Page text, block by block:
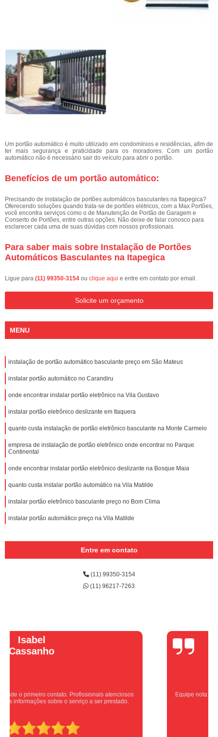
Um portão automático é muito utilizado em condomínios e residências, afim de
ter mais segurança e praticidade para os moradores. Com um portão
automático não é necessário sair do veículo para abrir o portão.
Benefícios de um portão automático:
Precisando de instalação de portões automáticos basculantes na Itapegica?
Oferecendo soluções quando trata-se de portões elétricos, com a Max Portões,
você encontra serviços como o de Manutenção de Portão de Garagem e
Conserto de Portões, entre outras opções. Não deixe de falar conosco para
esclarecer cada uma de suas dúvidas com nossos profissionais.
Para saber mais sobre Instalação de Portões
Automáticos Basculantes na Itapegica
Ligue para (11) 99350-3154 ou clique aqui e entre em contato por email.
Solicite um orçamento
MENU
instalação de portão automático basculante preço em São Mateus
instalar portão automático no Carandiru
onde encontrar instalar portão eletrônico na Vila Gustavo
instalar portão eletrônico deslizante em Itaquera
quanto custa instalação de portão eletrônico basculante na Monte Carmelo
empresa de instalação de portão eletrônico onde encontrar no Parque
Continental
onde encontrar instalar portão eletrônico deslizante na Bosque Maia
quanto custa instalar portão automático na Vila Matilde
instalar portão eletrônico basculante preço no Bom Clima
instalar portão automático preço na Vila Matilde
Entre em contato
(11) 99350-3154
(11) 96217-7263
Equipe nota 10, trabalho rápido com excelência , super organizados.
Super indico.